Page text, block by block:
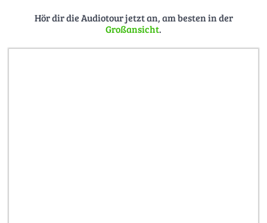
Hör dir die Audiotour jetzt an, am besten in der
Großansicht.